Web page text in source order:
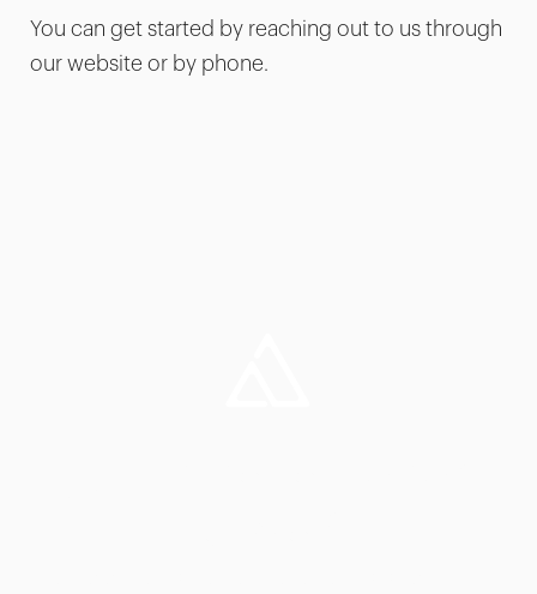
You can get started by reaching out to us through
our website or by phone.